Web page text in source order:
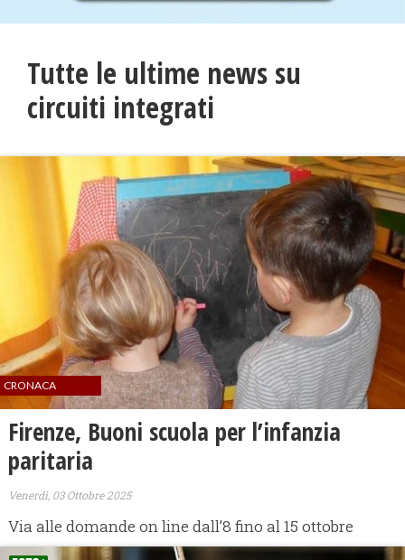
Tutte le ultime news su
circuiti integrati
CRONACA
Firenze, Buoni scuola per l’infanzia
paritaria
Venerdì, 03 Ottobre 2025
Via alle domande on line dall’8 fino al 15 ottobre